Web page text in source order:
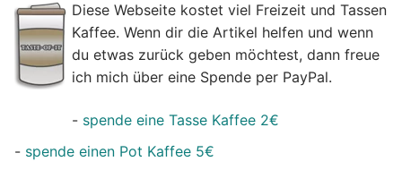
Diese Webseite kostet viel Freizeit und Tassen
Kaffee. Wenn dir die Artikel helfen und wenn
du etwas zurück geben möchtest, dann freue
ich mich über eine Spende per PayPal.
- spende eine Tasse Kaffee 2€
- spende einen Pot Kaffee 5€